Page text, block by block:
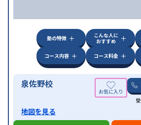
塾の特徴
こんな人に
おすすめ
コース内容
コース料金
泉佐野校
地図を見る